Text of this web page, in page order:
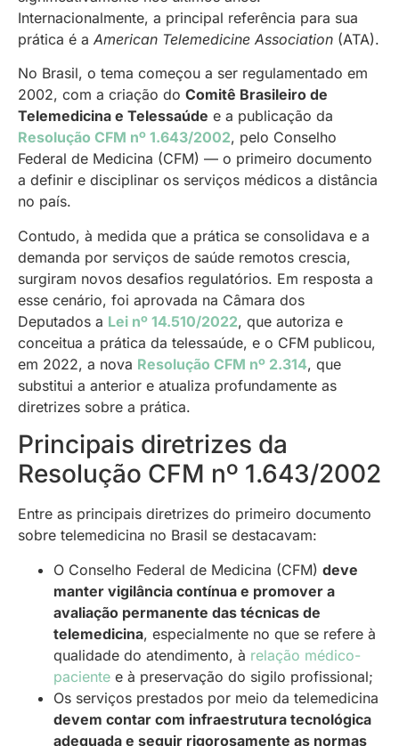
Internacionalmente, a principal referência para sua
prática é a American Telemedicine Association (ATA).
No Brasil, o tema começou a ser regulamentado em
2002, com a criação do Comitê Brasileiro de
Telemedicina e Telessaúde e a publicação da
Resolução CFM nº 1.643/2002, pelo Conselho
Federal de Medicina (CFM) — o primeiro documento
a definir e disciplinar os serviços médicos a distância
no país.
Contudo, à medida que a prática se consolidava e a
demanda por serviços de saúde remotos crescia,
surgiram novos desafios regulatórios. Em resposta a
esse cenário, foi aprovada na Câmara dos
Deputados a Lei nº 14.510/2022, que autoriza e
conceitua a prática da telessaúde, e o CFM publicou,
em 2022, a nova Resolução CFM nº 2.314, que
substitui a anterior e atualiza profundamente as
diretrizes sobre a prática.
Principais diretrizes da
Resolução CFM nº 1.643/2002
Entre as principais diretrizes do primeiro documento
sobre telemedicina no Brasil se destacavam:
O Conselho Federal de Medicina (CFM) deve
manter vigilância contínua e promover a
avaliação permanente das técnicas de
telemedicina, especialmente no que se refere à
qualidade do atendimento, à relação médico-
paciente e à preservação do sigilo profissional;
Os serviços prestados por meio da telemedicina
devem contar com infraestrutura tecnológica
adequada e seguir rigorosamente as normas